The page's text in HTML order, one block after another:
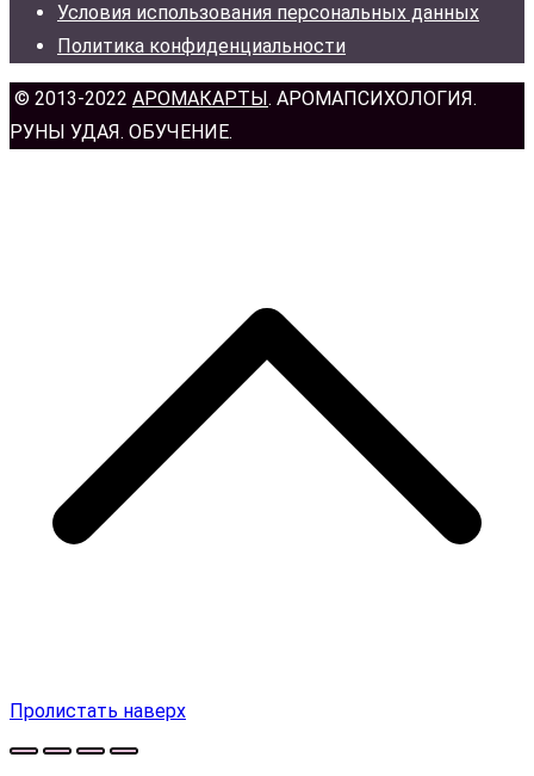
Условия использования персональных данных
Политика конфиденциальности
© 2013-2022 АРОМАКАРТЫ. АРОМАПСИХОЛОГИЯ.
РУНЫ УДАЯ. ОБУЧЕНИЕ.
Пролистать наверх